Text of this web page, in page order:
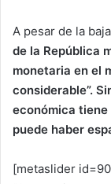
A pesar de la
de la República
monetaria en el
considerable”.
económica
puede haber
[metaslider